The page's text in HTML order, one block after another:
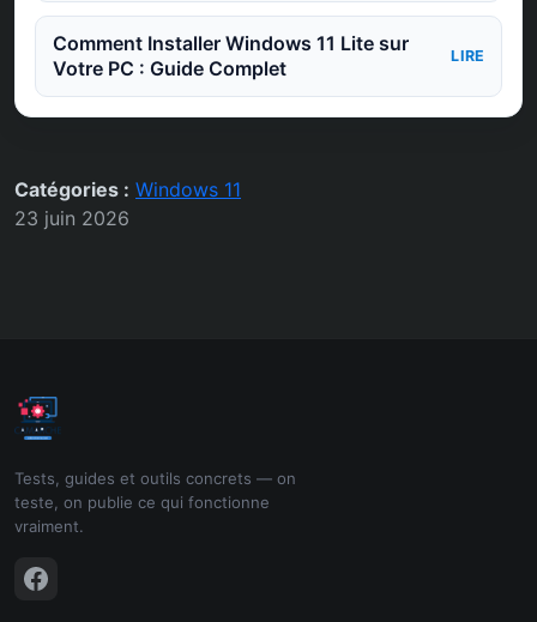
Comment Installer Windows 11 Lite sur
Votre PC : Guide Complet
LIRE
Catégories : Windows 11
23 juin 2026
Tests, guides et outils concrets — on
teste, on publie ce qui fonctionne
vraiment.